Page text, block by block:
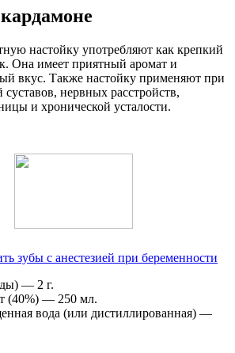
настойку употребляют как крепкий
Она имеет приятный аромат и
вкус. Также настойку применяют при
суставов, нервных расстройств,
и хронической усталости.
зубы с анестезией при беременности
— 2 г.
(40%) — 250 мл.
вода (или дистиллированная) —